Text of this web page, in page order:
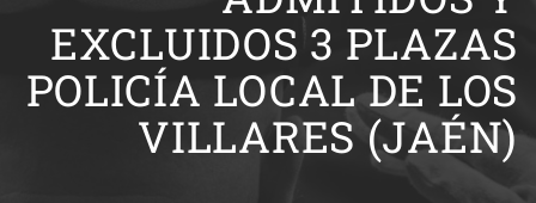
EXCLUIDOS 3 PLAZAS
POLICÍA LOCAL DE LOS
VILLARES (JAÉN)